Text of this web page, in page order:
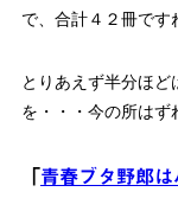
で、合計４２冊です
とりあえず半分ほ
を・・・今の所はず
青春ブタ野郎